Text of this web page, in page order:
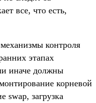
все, что есть,
контроля
этапах
иначе должны
корневой
swap, загрузка